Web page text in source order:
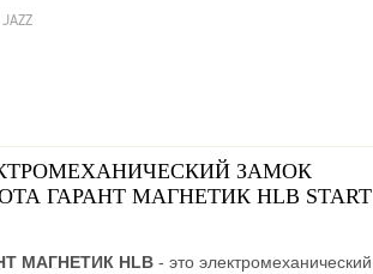
JAZZ
ЗАМОК
ГАРАНТ МАГНЕТИК HLB START
МАГНЕТИК HLB - это электромеханический